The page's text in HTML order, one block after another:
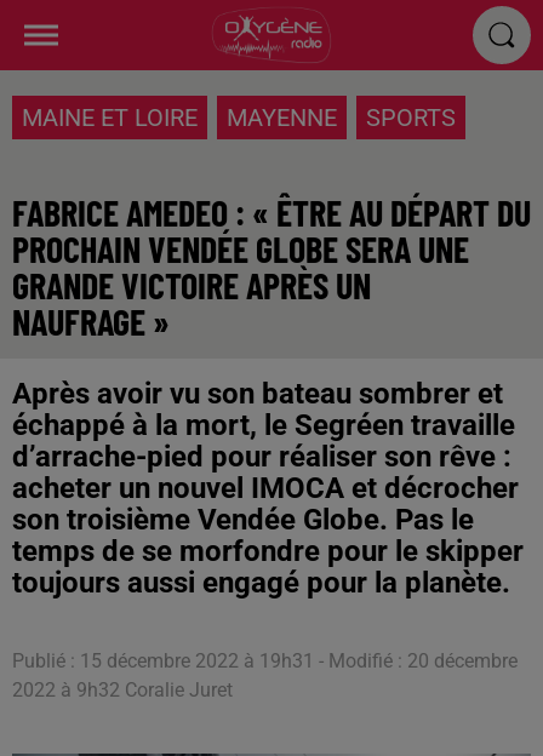
MAINE ET LOIRE MAYENNE SPORTS
FABRICE AMEDEO : « ÊTRE AU DÉPART DU
PROCHAIN VENDÉE GLOBE SERA UNE
GRANDE VICTOIRE APRÈS UN
NAUFRAGE »
Après avoir vu son bateau sombrer et
échappé à la mort, le Segréen travaille
d’arrache-pied pour réaliser son rêve :
acheter un nouvel IMOCA et décrocher
son troisième Vendée Globe. Pas le
temps de se morfondre pour le skipper
toujours aussi engagé pour la planète.
Publié : 15 décembre 2022 à 19h31 - Modifié : 20 décembre
2022 à 9h32 Coralie Juret